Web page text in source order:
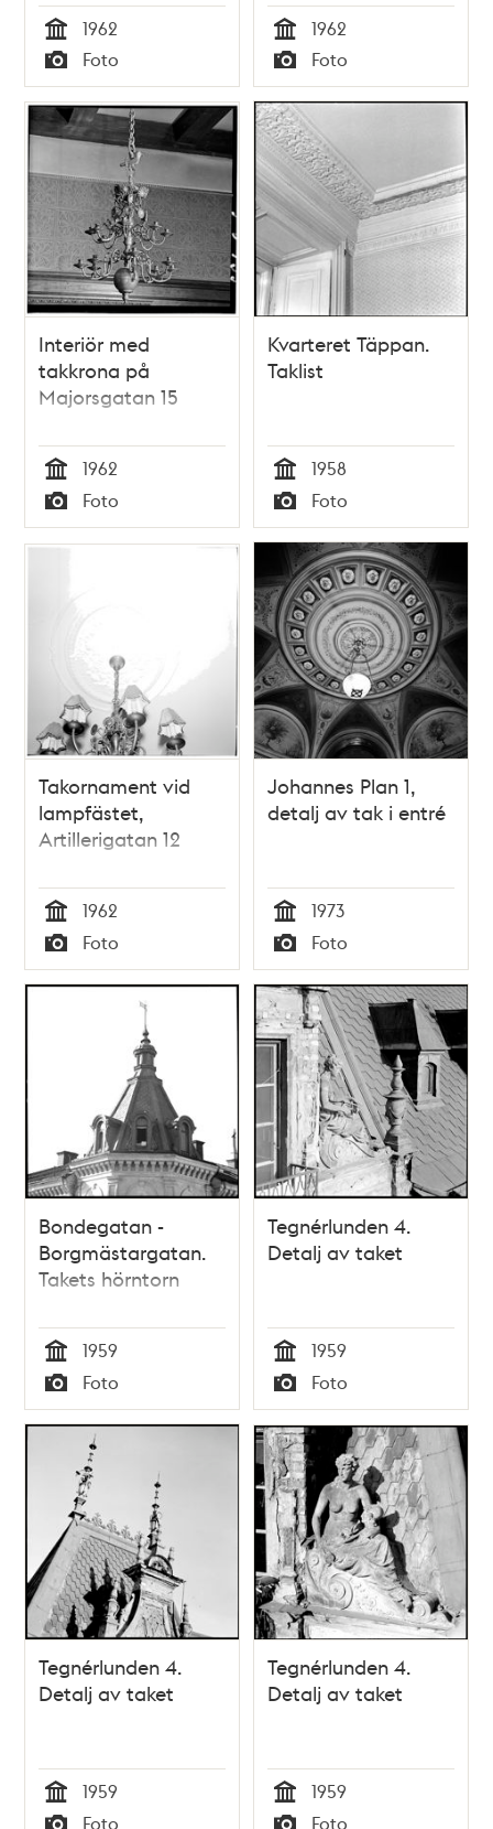
Tid
1962
Typ
Foto Tid
1962
Typ
Foto
Interiör med
takkrona på
Majorsgatan 15
Tid
1962
Typ
Foto
Kvarteret Täppan.
Taklist
Tid
1958
Typ
Foto
Takornament vid
lampfästet,
Artillerigatan 12
Tid
1962
Typ
Foto
Johannes Plan 1,
detalj av tak i entré
Tid
1973
Typ
Foto
Bondegatan -
Borgmästargatan.
Takets hörntorn
Tid
1959
Typ
Foto
Tegnérlunden 4.
Detalj av taket
Tid
1959
Typ
Foto
Tegnérlunden 4.
Detalj av taket
Tid
1959
Foto
Tegnérlunden 4.
Detalj av taket
Tid
1959
Foto